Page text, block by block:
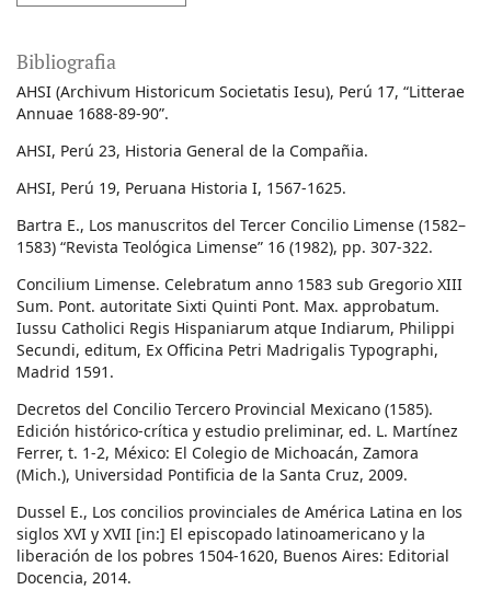
Bibliografia
AHSI (Archivum Historicum Societatis Iesu), Perú 17, “Litterae
Annuae 1688-89-90”.
AHSI, Perú 23, Historia General de la Compañia.
AHSI, Perú 19, Peruana Historia I, 1567-1625.
Bartra E., Los manuscritos del Tercer Concilio Limense (1582–
1583) “Revista Teológica Limense” 16 (1982), pp. 307-322.
Concilium Limense. Celebratum anno 1583 sub Gregorio XIII
Sum. Pont. autoritate Sixti Quinti Pont. Max. approbatum.
Iussu Catholici Regis Hispaniarum atque Indiarum, Philippi
Secundi, editum, Ex Officina Petri Madrigalis Typographi,
Madrid 1591.
Decretos del Concilio Tercero Provincial Mexicano (1585).
Edición histórico-crítica y estudio preliminar, ed. L. Martínez
Ferrer, t. 1-2, México: El Colegio de Michoacán, Zamora
(Mich.), Universidad Pontificia de la Santa Cruz, 2009.
Dussel E., Los concilios provinciales de América Latina en los
siglos XVI y XVII [in:] El episcopado latinoamericano y la
liberación de los pobres 1504-1620, Buenos Aires: Editorial
Docencia, 2014.